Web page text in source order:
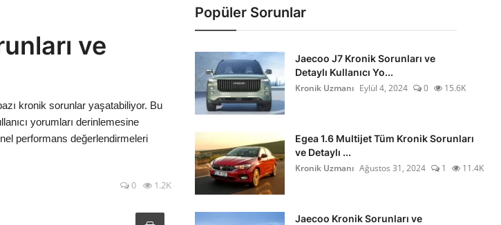
ve
kronik sorunlar yaşatabiliyor. Bu
yorumları derinlemesine
performans değerlendirmeleri
0 1.2K
Popüler Sorunlar
Jaecoo J7 Kronik Sorunları ve
Detaylı Kullanıcı Yo...
Kronik Uzmanı Eylül 4, 2024 0 15.6K
Egea 1.6 Multijet Tüm Kronik Sorunları
ve Detaylı ...
Kronik Uzmanı Ağustos 31, 2024 1 11.4K
Jaecoo Kronik Sorunları ve